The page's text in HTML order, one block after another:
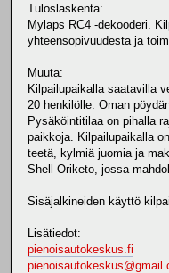
Tuloslaskenta:
Mylaps RC4 -dekooderi.
yhteensopivuudesta ja
Muuta:
Kilpailupaikalla saatavilla
20 henkilölle. Oman
Pysäköintitilaa on pihalla
paikkoja. Kilpailupaikalla
teetä, kylmiä juomia ja
Shell Oriketo, jossa
Sisäjalkineiden käyttö
Lisätiedot:
pienoisautokeskus.fi